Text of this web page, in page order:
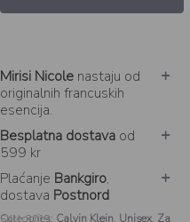
Mirisi Nicole nastaju od
originalnih francuskih
esencija.
Besplatna dostava od
599 kr
Plaćanje Bankgiro,
dostava Postnord
Categories: Calvin Klein, Unisex, Za